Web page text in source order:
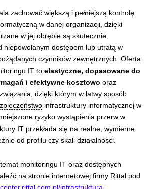
zachować większą i pełniejszą kontrolę
w danej organizacji, dzięki
w jej obrębie są skutecznie
niepowołanym dostępem lub utratą w
czynników zewnętrznych. Oferta
IT to elastyczne, dopasowane do
i efektywne kosztowo oraz
dzięki którym w łatwy sposób
infrastruktury informatycznej w
ryzyko wystąpienia przerw w
IT przekłada się na realne, wymierne
od profilu czy skali działalności.
monitoringu IT oraz dostępnych
na stronie internetowej firmy Rittal pod